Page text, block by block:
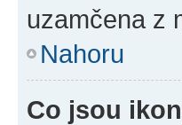
uzamčena z
Nahoru
Co jsou